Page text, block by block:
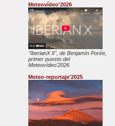
Meteovídeo'2026
"IberianX II", de Benjamín Porée,
primer puesto del
Meteovídeo'2026
Meteo-reportaje'2025